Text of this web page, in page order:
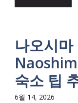
나오시마
숙소 팁
6월 14, 2026